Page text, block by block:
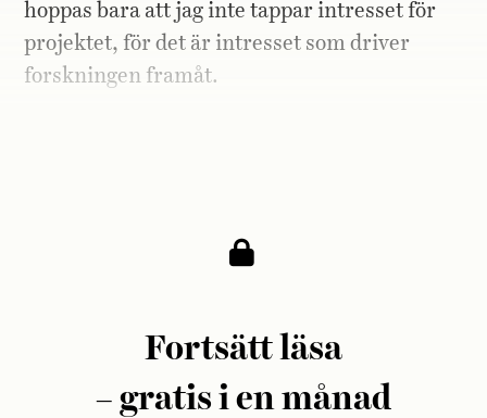
hoppas bara att jag inte tappar intresset för
projektet, för det är intresset som driver
forskningen framåt.
Fortsätt läsa
– gratis i en månad